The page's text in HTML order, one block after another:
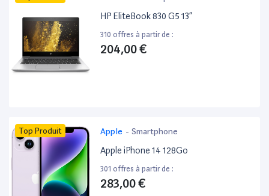
HP EliteBook 830 G5 13”
310 offres à partir de :
204,00 €
Top Produit Apple - Smartphone
Apple iPhone 14 128Go
301 offres à partir de :
283,00 €